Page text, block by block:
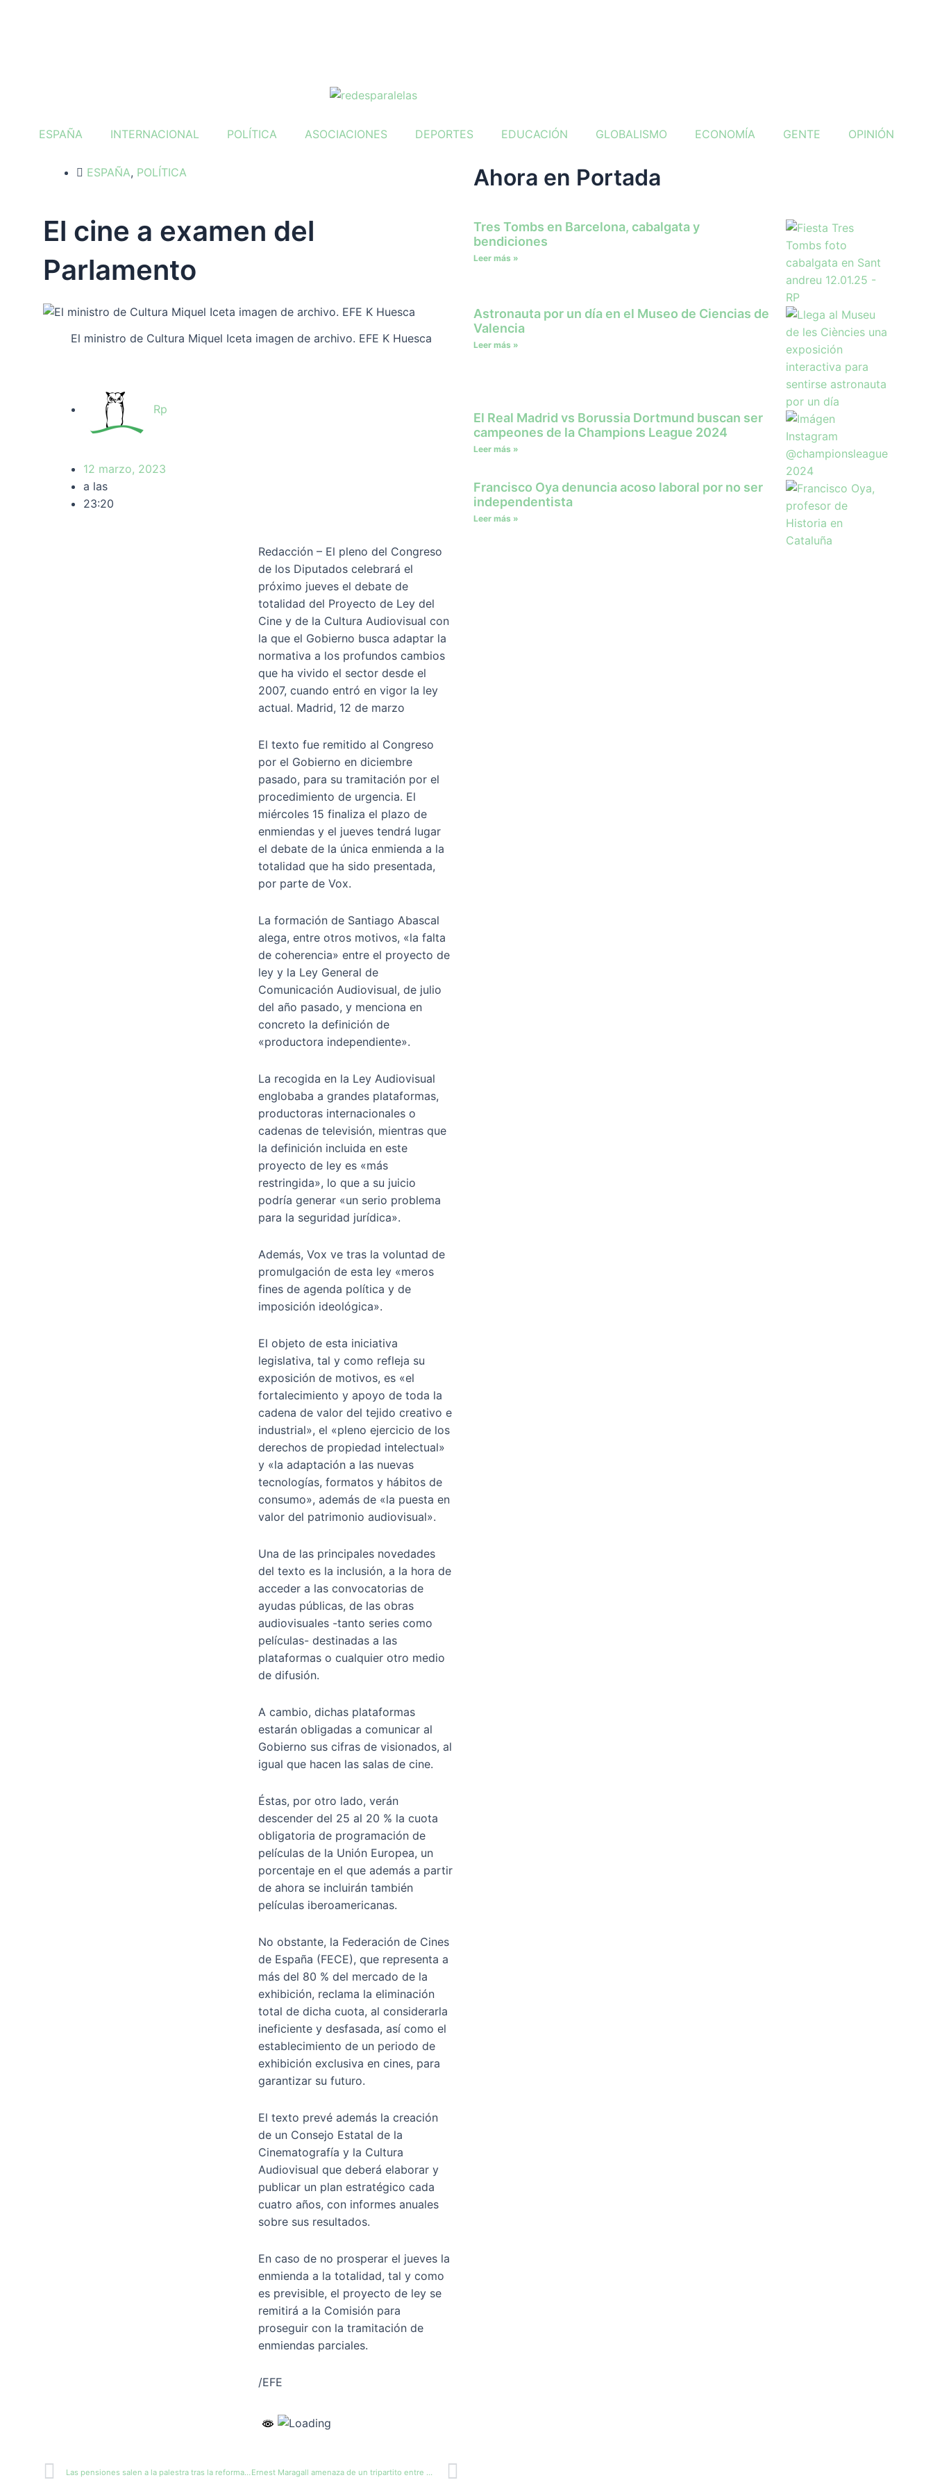
ESPAÑA INTERNACIONAL POLÍTICA ASOCIACIONES DEPORTES EDUCACIÓN GLOBALISMO ECONOMÍA GENTE OPINIÓN
ESPAÑA, POLÍTICA
El cine a examen del
Parlamento
El ministro de Cultura Miquel Iceta imagen de archivo. EFE K Huesca
Rp
12 marzo, 2023
a las
23:20
Redacción – El pleno del Congreso
de los Diputados celebrará el
próximo jueves el debate de
totalidad del Proyecto de Ley del
Cine y de la Cultura Audiovisual con
la que el Gobierno busca adaptar la
normativa a los profundos cambios
que ha vivido el sector desde el
2007, cuando entró en vigor la ley
actual. Madrid, 12 de marzo
El texto fue remitido al Congreso
por el Gobierno en diciembre
pasado, para su tramitación por el
procedimiento de urgencia. El
miércoles 15 finaliza el plazo de
enmiendas y el jueves tendrá lugar
el debate de la única enmienda a la
totalidad que ha sido presentada,
por parte de Vox.
La formación de Santiago Abascal
alega, entre otros motivos, «la falta
de coherencia» entre el proyecto de
ley y la Ley General de
Comunicación Audiovisual, de julio
del año pasado, y menciona en
concreto la definición de
«productora independiente».
La recogida en la Ley Audiovisual
englobaba a grandes plataformas,
productoras internacionales o
cadenas de televisión, mientras que
la definición incluida en este
proyecto de ley es «más
restringida», lo que a su juicio
podría generar «un serio problema
para la seguridad jurídica».
Además, Vox ve tras la voluntad de
promulgación de esta ley «meros
fines de agenda política y de
imposición ideológica».
El objeto de esta iniciativa
legislativa, tal y como refleja su
exposición de motivos, es «el
fortalecimiento y apoyo de toda la
cadena de valor del tejido creativo e
industrial», el «pleno ejercicio de los
derechos de propiedad intelectual»
y «la adaptación a las nuevas
tecnologías, formatos y hábitos de
consumo», además de «la puesta en
valor del patrimonio audiovisual».
Una de las principales novedades
del texto es la inclusión, a la hora de
acceder a las convocatorias de
ayudas públicas, de las obras
audiovisuales -tanto series como
películas- destinadas a las
plataformas o cualquier otro medio
de difusión.
A cambio, dichas plataformas
estarán obligadas a comunicar al
Gobierno sus cifras de visionados, al
igual que hacen las salas de cine.
Éstas, por otro lado, verán
descender del 25 al 20 % la cuota
obligatoria de programación de
películas de la Unión Europea, un
porcentaje en el que además a partir
de ahora se incluirán también
películas iberoamericanas.
No obstante, la Federación de Cines
de España (FECE), que representa a
más del 80 % del mercado de la
exhibición, reclama la eliminación
total de dicha cuota, al considerarla
ineficiente y desfasada, así como el
establecimiento de un periodo de
exhibición exclusiva en cines, para
garantizar su futuro.
El texto prevé además la creación
de un Consejo Estatal de la
Cinematografía y la Cultura
Audiovisual que deberá elaborar y
publicar un plan estratégico cada
cuatro años, con informes anuales
sobre sus resultados.
En caso de no prosperar el jueves la
enmienda a la totalidad, tal y como
es previsible, el proyecto de ley se
remitirá a la Comisión para
proseguir con la tramitación de
enmiendas parciales.
/EFE
Ant Las pensiones salen a la palestra tras la reforma del solo sí es sí Ernest Maragall amenaza de un tripartito entre JxCat, PSC y PP en Barcelona
Ahora en Portada
Tres Tombs en Barcelona, cabalgata y
bendiciones
Leer más »
Astronauta por un día en el Museo de Ciencias de
Valencia
Leer más »
El Real Madrid vs Borussia Dortmund buscan ser
campeones de la Champions League 2024
Leer más »
Francisco Oya denuncia acoso laboral por no ser
independentista
Leer más »